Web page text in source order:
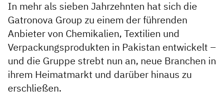
In mehr als sieben Jahrzehnten hat sich die
Gatronova Group zu einem der führenden
Anbieter von Chemikalien, Textilien und
Verpackungsprodukten in Pakistan entwickelt –
und die Gruppe strebt nun an, neue Branchen in
ihrem Heimatmarkt und darüber hinaus zu
erschließen.